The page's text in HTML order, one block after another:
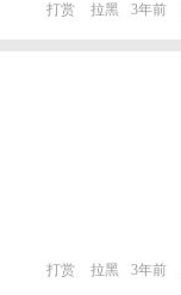
打赏 拉黑 3年前
打赏 拉黑 3年前